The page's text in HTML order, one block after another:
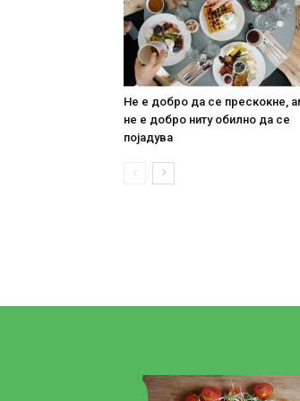
Не е добро да се прескокне,
не е добро ниту обилно да се
појадува